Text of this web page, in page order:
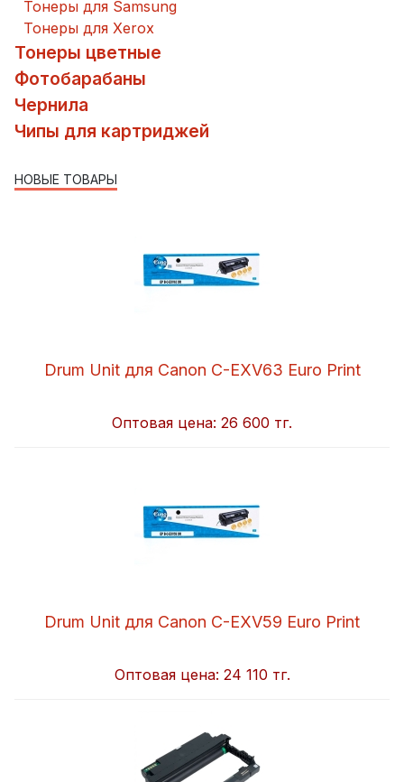
Тонеры для Samsung
Тонеры для Xerox
Тонеры цветные
Фотобарабаны
Чернила
Чипы для картриджей
НОВЫЕ ТОВАРЫ
Drum Unit для Canon C-EXV63 Euro Print
Оптовая цена: 26 600 тг.
Drum Unit для Canon C-EXV59 Euro Print
Оптовая цена: 24 110 тг.